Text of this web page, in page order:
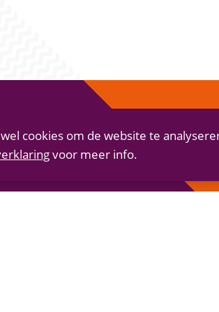
cookies om de website te
voor meer info.